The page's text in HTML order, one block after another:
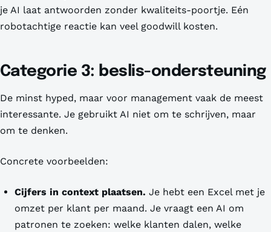
je AI laat antwoorden zonder kwaliteits-poortje. Eén
robotachtige reactie kan veel goodwill kosten.
Categorie 3: beslis-ondersteuning
De minst hyped, maar voor management vaak de meest
interessante. Je gebruikt AI niet om te schrijven, maar
om te denken.
Concrete voorbeelden:
Cijfers in context plaatsen. Je hebt een Excel met je
omzet per klant per maand. Je vraagt een AI om
patronen te zoeken: welke klanten dalen, welke